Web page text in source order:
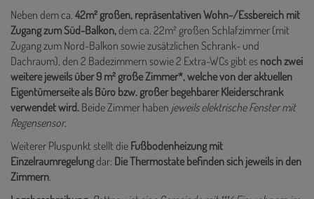
Neben dem ca. 42m² großen, repräsentativen Wohn-/Essbereich mit
Zugang zum Süd-Balkon,dem ca. 22m² großen Schlafzimmer (mit
Zugang zum Nord-Balkon sowie zusätzlichen Schrank- und
Dachraum), den 2 Badezimmern sowie 2 Extra-WCs gibt es noch zwei
weitere jeweils über 9 m² große Zimmer*, welche von der aktuellen
Eigentümerseite als Büro bzw. großer begehbarer Kleiderschrank
verwendet wird. Beide Zimmer haben jeweils elektrische Fenster mit
Regensensor.
Weiterer Pluspunkt stellt die Fußbodenheizung mit
Einzelraumregelungdar: DieThermostate befinden sich jeweils in den
Zimmern.